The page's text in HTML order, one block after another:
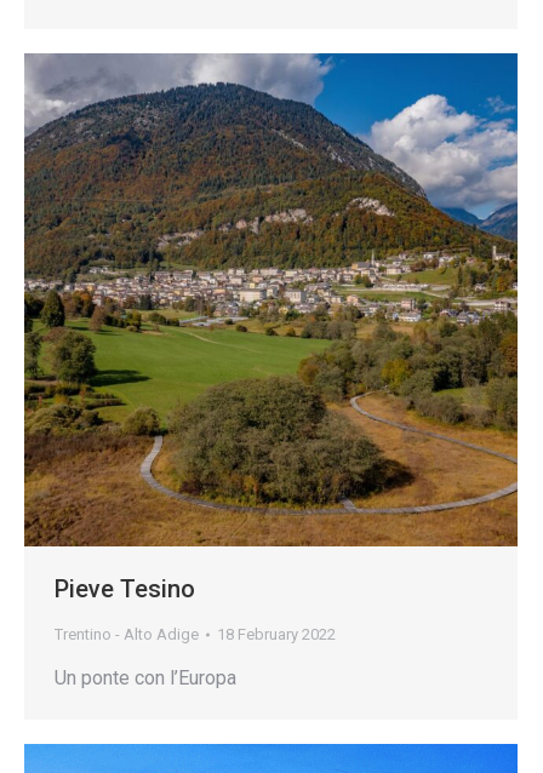
Pieve Tesino
Trentino - Alto Adige 18 February 2022
Un ponte con l’Europa